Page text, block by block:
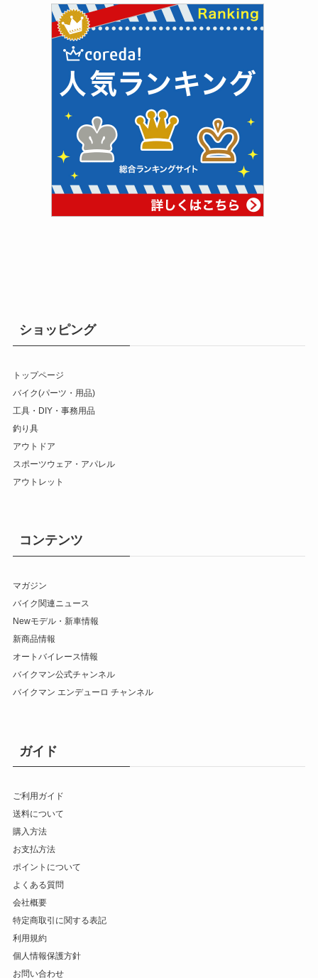
ショッピング
トップページ
バイク(パーツ・用品)
工具・DIY・事務用品
釣り具
アウトドア
スポーツウェア・アパレル
アウトレット
コンテンツ
マガジン
バイク関連ニュース
Newモデル・新車情報
新商品情報
オートバイレース情報
バイクマン公式チャンネル
バイクマン エンデューロ チャンネル
ガイド
ご利用ガイド
送料について
購入方法
お支払方法
ポイントについて
よくある質問
会社概要
特定商取引に関する表記
利用規約
個人情報保護方針
お問い合わせ